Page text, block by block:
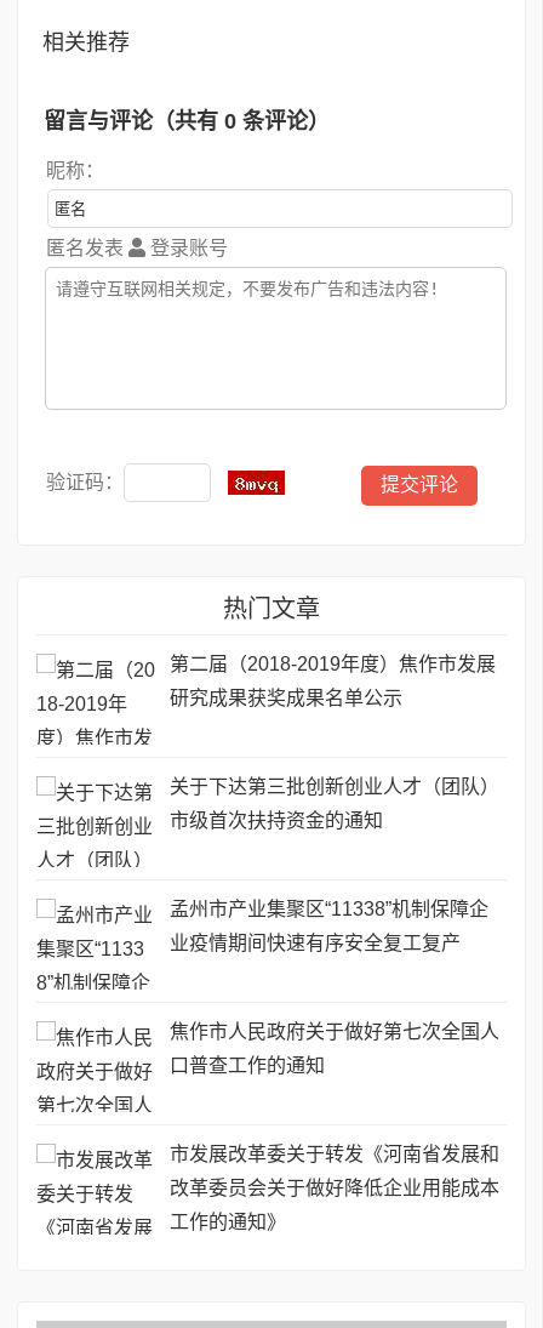
相关推荐
留言与评论（共有 0 条评论）
昵称：
匿名发表 登录账号
验证码：
热门文章
第二届（2018-2019年度）焦作市发展
研究成果获奖成果名单公示
关于下达第三批创新创业人才（团队）
市级首次扶持资金的通知
孟州市产业集聚区“11338”机制保障企
业疫情期间快速有序安全复工复产
焦作市人民政府关于做好第七次全国人
口普查工作的通知
市发展改革委关于转发《河南省发展和
改革委员会关于做好降低企业用能成本
工作的通知》